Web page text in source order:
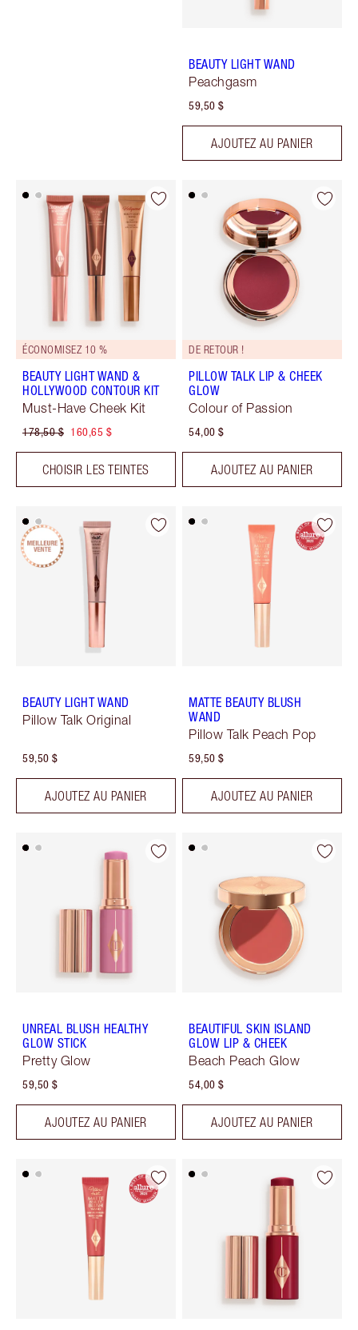
BEAUTY LIGHT WAND
Peachgasm
59,50 $
AJOUTEZ AU PANIER
ÉCONOMISEZ 10 %
BEAUTY LIGHT WAND &
HOLLYWOOD CONTOUR KIT
Must-Have Cheek Kit
178,50 $ 160,65 $
CHOISIR LES TEINTES
DE RETOUR !
PILLOW TALK LIP & CHEEK
GLOW
Colour of Passion
54,00 $
AJOUTEZ AU PANIER
BEAUTY LIGHT WAND
Pillow Talk Original
59,50 $
AJOUTEZ AU PANIER
MATTE BEAUTY BLUSH
WAND
Pillow Talk Peach Pop
59,50 $
AJOUTEZ AU PANIER
UNREAL BLUSH HEALTHY
GLOW STICK
Pretty Glow
59,50 $
AJOUTEZ AU PANIER
BEAUTIFUL SKIN ISLAND
GLOW LIP & CHEEK
Beach Peach Glow
54,00 $
AJOUTEZ AU PANIER